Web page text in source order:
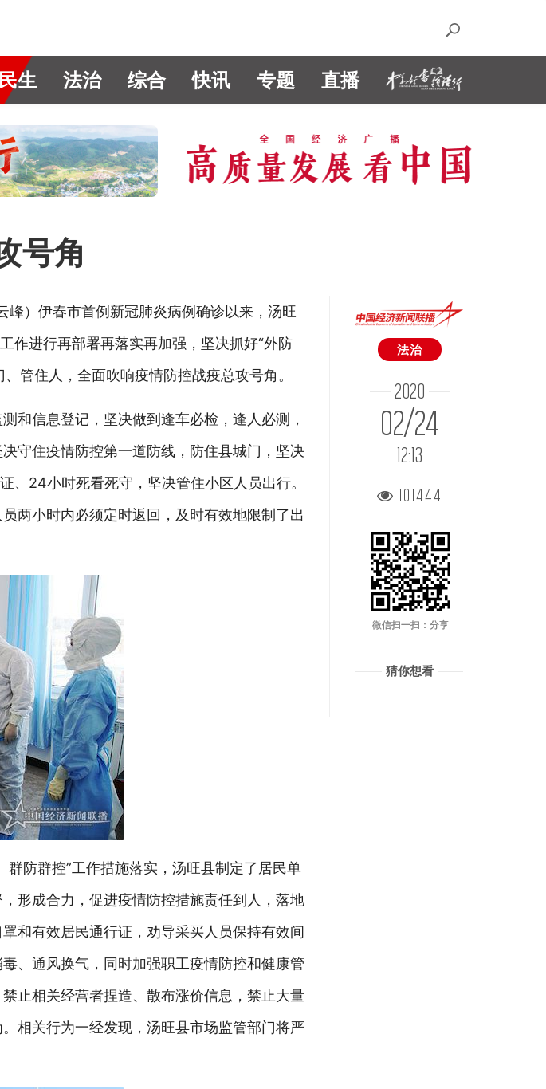
民生 法治 综合 快讯 专题 直播
号角
）伊春市首例新冠肺炎病例确诊以来，汤旺
作进行再部署再落实再加强，坚决抓好“外防
管住人，全面吹响疫情防控战疫总攻号角。
和信息登记，坚决做到逢车必检，逢人必测，
守住疫情防控第一道防线，防住县城门，坚决
、24小时死看死守，坚决管住小区人员出行。
两小时内必须定时返回，及时有效地限制了出
防群控”工作措施落实，汤旺县制定了居民单
形成合力，促进疫情防控措施责任到人，落地
和有效居民通行证，劝导采买人员保持有效间
、通风换气，同时加强职工疫情防控和健康管
止相关经营者捏造、散布涨价信息，禁止大量
相关行为一经发现，汤旺县市场监管部门将严
法治
2020
02/24
12:13
101444
微信扫一扫：分享
猜你想看